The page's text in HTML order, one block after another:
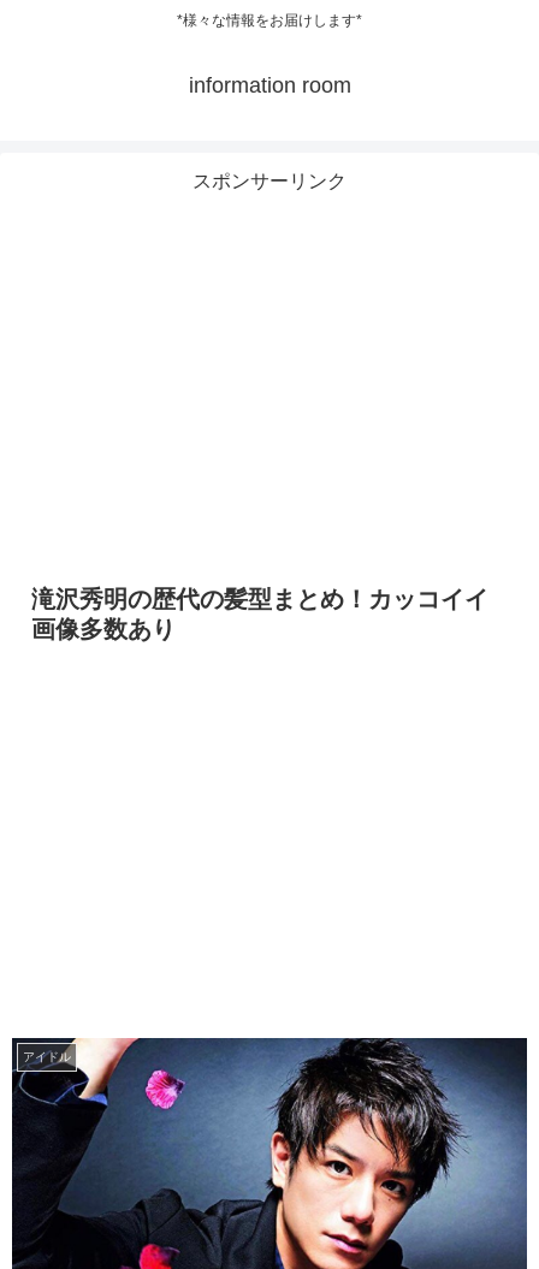
*様々な情報をお届けします*
information room
スポンサーリンク
滝沢秀明の歴代の髪型まとめ！カッコイイ
画像多数あり
アイドル